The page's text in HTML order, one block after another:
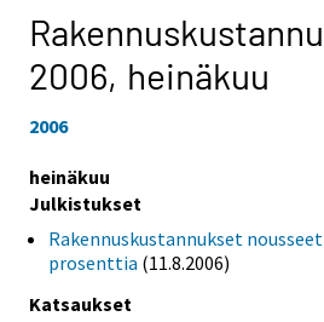
2006, heinäkuu
2006
heinäkuu
Julkistukset
Rakennuskustannukset nousseet
prosenttia (11.8.2006)
Katsaukset